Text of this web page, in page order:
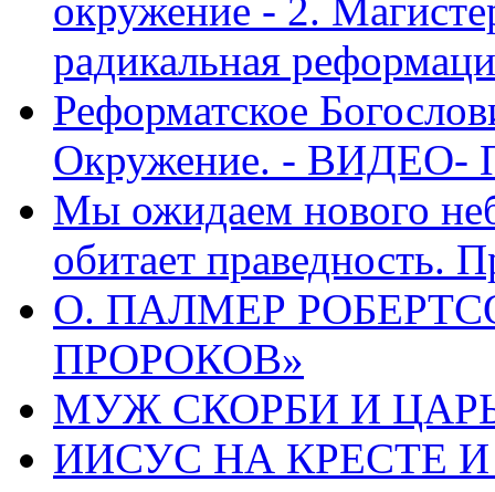
окружение - 2.
радикальная
Реформатское
Окружение. - ВИДЕО-
Мы ожидаем нового
обитает праведность.
О. ПАЛМЕР
ПРОРОКОВ»
МУЖ СКОРБИ И ЦАРЬ
ИИСУС НА КРЕСТЕ